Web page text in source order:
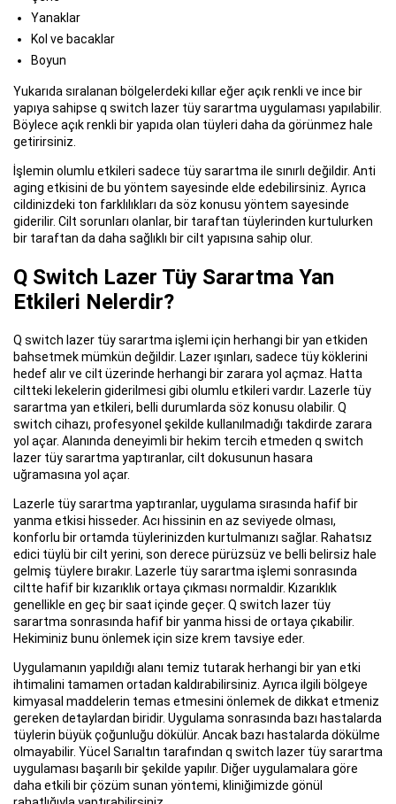
Yanaklar
Kol ve bacaklar
Boyun
Yukarıda sıralanan bölgelerdeki kıllar eğer açık renkli ve ince bir
yapıya sahipse q switch lazer tüy sarartma uygulaması yapılabilir.
Böylece açık renkli bir yapıda olan tüyleri daha da görünmez hale
getirirsiniz.
İşlemin olumlu etkileri sadece tüy sarartma ile sınırlı değildir. Anti
aging etkisini de bu yöntem sayesinde elde edebilirsiniz. Ayrıca
cildinizdeki ton farklılıkları da söz konusu yöntem sayesinde
giderilir. Cilt sorunları olanlar, bir taraftan tüylerinden kurtulurken
bir taraftan da daha sağlıklı bir cilt yapısına sahip olur.
Q Switch Lazer Tüy Sarartma Yan
Etkileri Nelerdir?
Q switch lazer tüy sarartma işlemi için herhangi bir yan etkiden
bahsetmek mümkün değildir. Lazer ışınları, sadece tüy köklerini
hedef alır ve cilt üzerinde herhangi bir zarara yol açmaz. Hatta
ciltteki lekelerin giderilmesi gibi olumlu etkileri vardır. Lazerle tüy
sarartma yan etkileri, belli durumlarda söz konusu olabilir. Q
switch cihazı, profesyonel şekilde kullanılmadığı takdirde zarara
yol açar. Alanında deneyimli bir hekim tercih etmeden q switch
lazer tüy sarartma yaptıranlar, cilt dokusunun hasara
uğramasına yol açar.
Lazerle tüy sarartma yaptıranlar, uygulama sırasında hafif bir
yanma etkisi hisseder. Acı hissinin en az seviyede olması,
konforlu bir ortamda tüylerinizden kurtulmanızı sağlar. Rahatsız
edici tüylü bir cilt yerini, son derece pürüzsüz ve belli belirsiz hale
gelmiş tüylere bırakır. Lazerle tüy sarartma işlemi sonrasında
ciltte hafif bir kızarıklık ortaya çıkması normaldir. Kızarıklık
genellikle en geç bir saat içinde geçer. Q switch lazer tüy
sarartma sonrasında hafif bir yanma hissi de ortaya çıkabilir.
Hekiminiz bunu önlemek için size krem tavsiye eder.
Uygulamanın yapıldığı alanı temiz tutarak herhangi bir yan etki
ihtimalini tamamen ortadan kaldırabilirsiniz. Ayrıca ilgili bölgeye
kimyasal maddelerin temas etmesini önlemek de dikkat etmeniz
gereken detaylardan biridir. Uygulama sonrasında bazı hastalarda
tüylerin büyük çoğunluğu dökülür. Ancak bazı hastalarda dökülme
olmayabilir. Yücel Sarıaltın tarafından q switch lazer tüy sarartma
uygulaması başarılı bir şekilde yapılır. Diğer uygulamalara göre
daha etkili bir çözüm sunan yöntemi, kliniğimizde gönül